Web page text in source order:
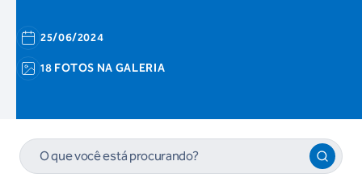
25/06/2024
18 FOTOS NA GALERIA